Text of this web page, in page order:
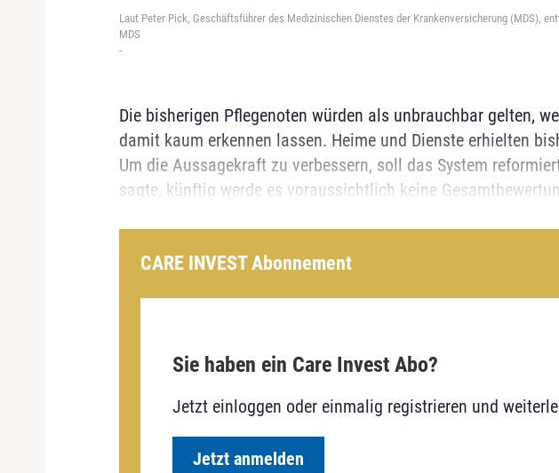
Laut Peter Pick, Geschäftsführer des Medizinischen Dienstes der Krankenversicherung (MDS),
MDS
-
Die bisherigen Pflegenoten würden als unbrauchbar gelten,
damit kaum erkennen lassen. Heime und Dienste erhielten
Um die Aussagekraft zu verbessern, soll das System
sagte, künftig werde es voraussichtlich keine
CARE INVEST Abonnement
Sie haben ein Care Invest Abo?
Jetzt einloggen oder einmalig registrieren und
Jetzt anmelden